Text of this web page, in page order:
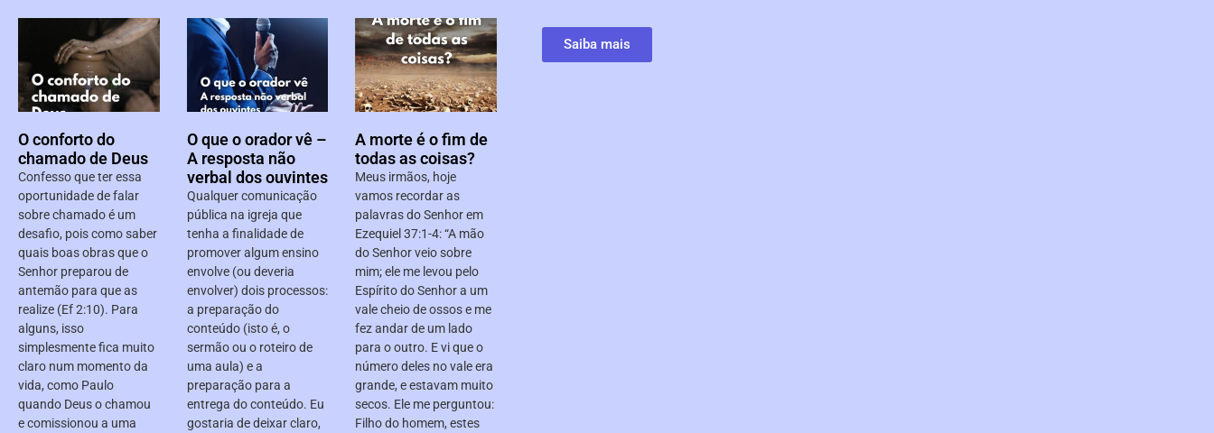
O conforto do
chamado de Deus
Confesso que ter essa
oportunidade de falar
sobre chamado é um
desafio, pois como saber
quais boas obras que o
Senhor preparou de
antemão para que as
realize (Ef 2:10). Para
alguns, isso
simplesmente fica muito
claro num momento da
vida, como Paulo
quando Deus o chamou
e comissionou a uma
O que o orador vê –
A resposta não
verbal dos ouvintes
Qualquer comunicação
pública na igreja que
tenha a finalidade de
promover algum ensino
envolve (ou deveria
envolver) dois processos:
a preparação do
conteúdo (isto é, o
sermão ou o roteiro de
uma aula) e a
preparação para a
entrega do conteúdo. Eu
gostaria de deixar claro,
A morte é o fim de
todas as coisas?
Meus irmãos, hoje
vamos recordar as
palavras do Senhor em
‭‭Ezequiel‬ ‭37:1‭-‬4‬: “A mão
do Senhor veio sobre
mim; ele me levou pelo
Espírito do Senhor a um
vale cheio de ossos e me
fez andar de um lado
para o outro. E vi que o
número deles no vale era
grande, e estavam muito
secos. Ele me perguntou:
Filho do homem, estes
Saiba mais